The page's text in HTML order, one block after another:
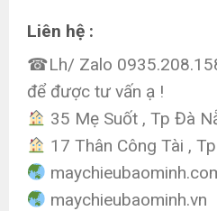
Liên hệ :
☎Lh/ Zalo
để được tư vấn ạ !
35 Mẹ Suốt , Tp Đà
17 Thân Công Tài ,
maychieubaominh.vn